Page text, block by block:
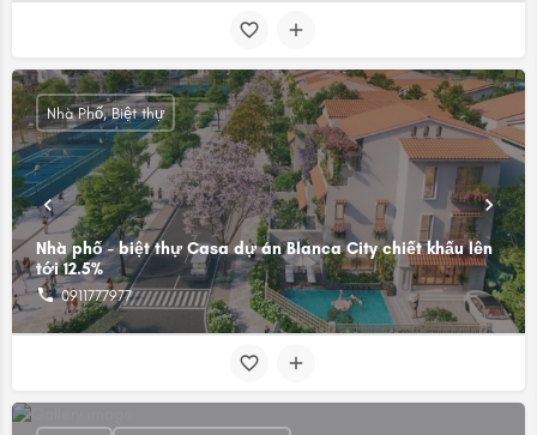
Nhà phố - biệt thự Casa dự án Blanca City chiết khấu lên
tới 12.5%
0911777977
Nhà Phố, Biệt thự